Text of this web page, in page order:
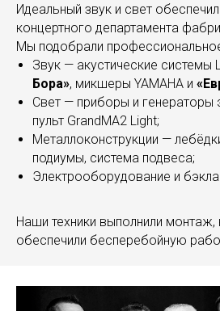
Идеальный звук и свет
концертного департамента
Мы подобрали
Звук — акустические системы
Бора», микшеры YAMAHA и
Свет — приборы и генераторы
пульт GrandMA2 Light;
Металлоконструкции —
подиумы, система подвеса;
Электрооборудование и
Наши техники выполнили монтаж,
обеспечили бесперебойную